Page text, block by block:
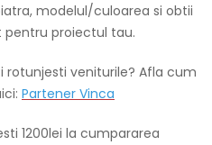
modelul/culoarea si obtii
proiectul tau.
veniturile? Afla cum
Partener Vinca
1200lei la cumpararea